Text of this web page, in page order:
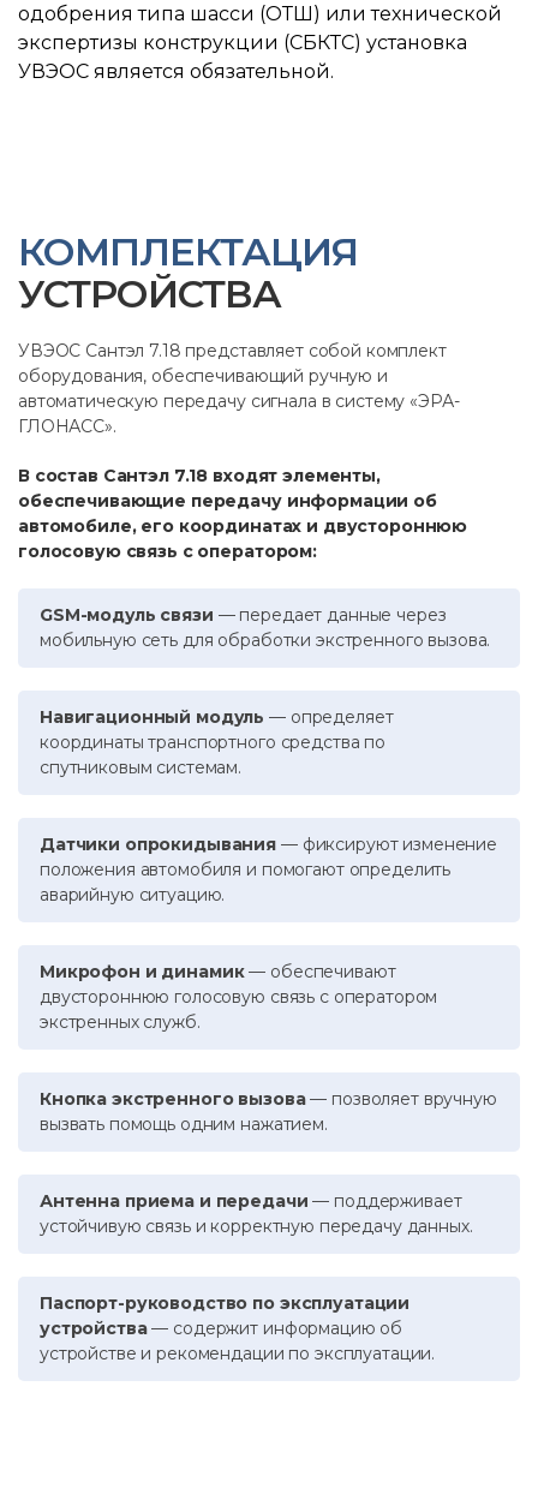
одобрения типа шасси (ОТШ) или технической
экспертизы конструкции (СБКТС) установка
УВЭОС является обязательной.
КОМПЛЕКТАЦИЯ
УСТРОЙСТВА
УВЭОС Сантэл 7.18 представляет собой комплект
оборудования, обеспечивающий ручную и
автоматическую передачу сигнала в систему «ЭРА-
ГЛОНАСС».
В состав Сантэл 7.18 входят элементы,
обеспечивающие передачу информации об
автомобиле, его координатах и двустороннюю
голосовую связь с оператором:
GSM-модуль связи — передает данные через
мобильную сеть для обработки экстренного вызова.
Навигационный модуль— определяет
координаты транспортного средства по
спутниковым системам.
Датчики опрокидывания — фиксируют изменение
положения автомобиля и помогают определить
аварийную ситуацию.
Микрофон и динамик— обеспечивают
двустороннюю голосовую связь с оператором
экстренных служб.
Кнопка экстренного вызова— позволяет вручную
вызвать помощь одним нажатием.
Антенна приема и передачи— поддерживает
устойчивую связь и корректную передачу данных.
Паспорт-руководство по эксплуатации
устройства— содержит информацию об
устройстве и рекомендации по эксплуатации.